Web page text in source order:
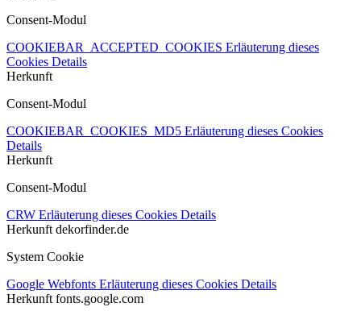
Consent-Modul
COOKIEBAR_ACCEPTED_COOKIES Erläuterung dieses
Cookies Details
Herkunft
Consent-Modul
COOKIEBAR_COOKIES_MD5 Erläuterung dieses Cookies
Details
Herkunft
Consent-Modul
CRW Erläuterung dieses Cookies Details
Herkunft dekorfinder.de
System Cookie
Google Webfonts Erläuterung dieses Cookies Details
Herkunft fonts.google.com